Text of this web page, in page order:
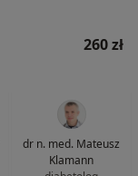
260 zł
dr n. med. Mateusz
Klamann